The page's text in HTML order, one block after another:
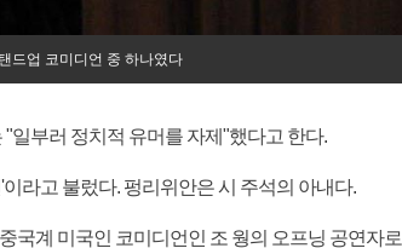
드업 코미디언 중 하나였다
일부러 정치적 유머를 자제"했다고 한다.
라고 불렀다. 펑리위안은 시 주석의 아내다.
국계 미국인 코미디언인 조 웡의 오프닝 공연자로